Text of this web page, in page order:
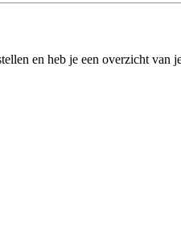
en heb je een overzicht van